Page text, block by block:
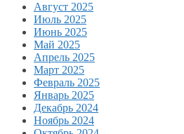
Август 2025
Июль 2025
Июнь 2025
Май 2025
Апрель 2025
Март 2025
Февраль 2025
Январь 2025
Декабрь 2024
Ноябрь 2024